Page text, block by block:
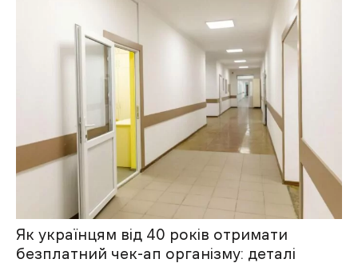
Як українцям від 40 років отримати
безплатний чек-ап організму: деталі